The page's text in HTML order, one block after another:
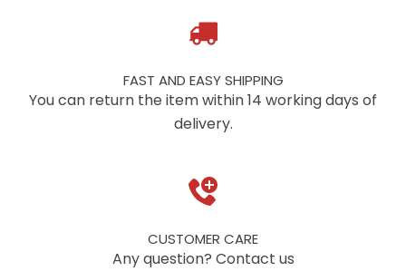
FAST AND EASY SHIPPING
You can return the item within 14 working days of
delivery.
CUSTOMER CARE
Any question? Contact us